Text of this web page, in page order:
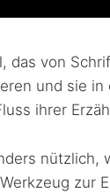
das von
und sie
ihrer
nützlich,
zur